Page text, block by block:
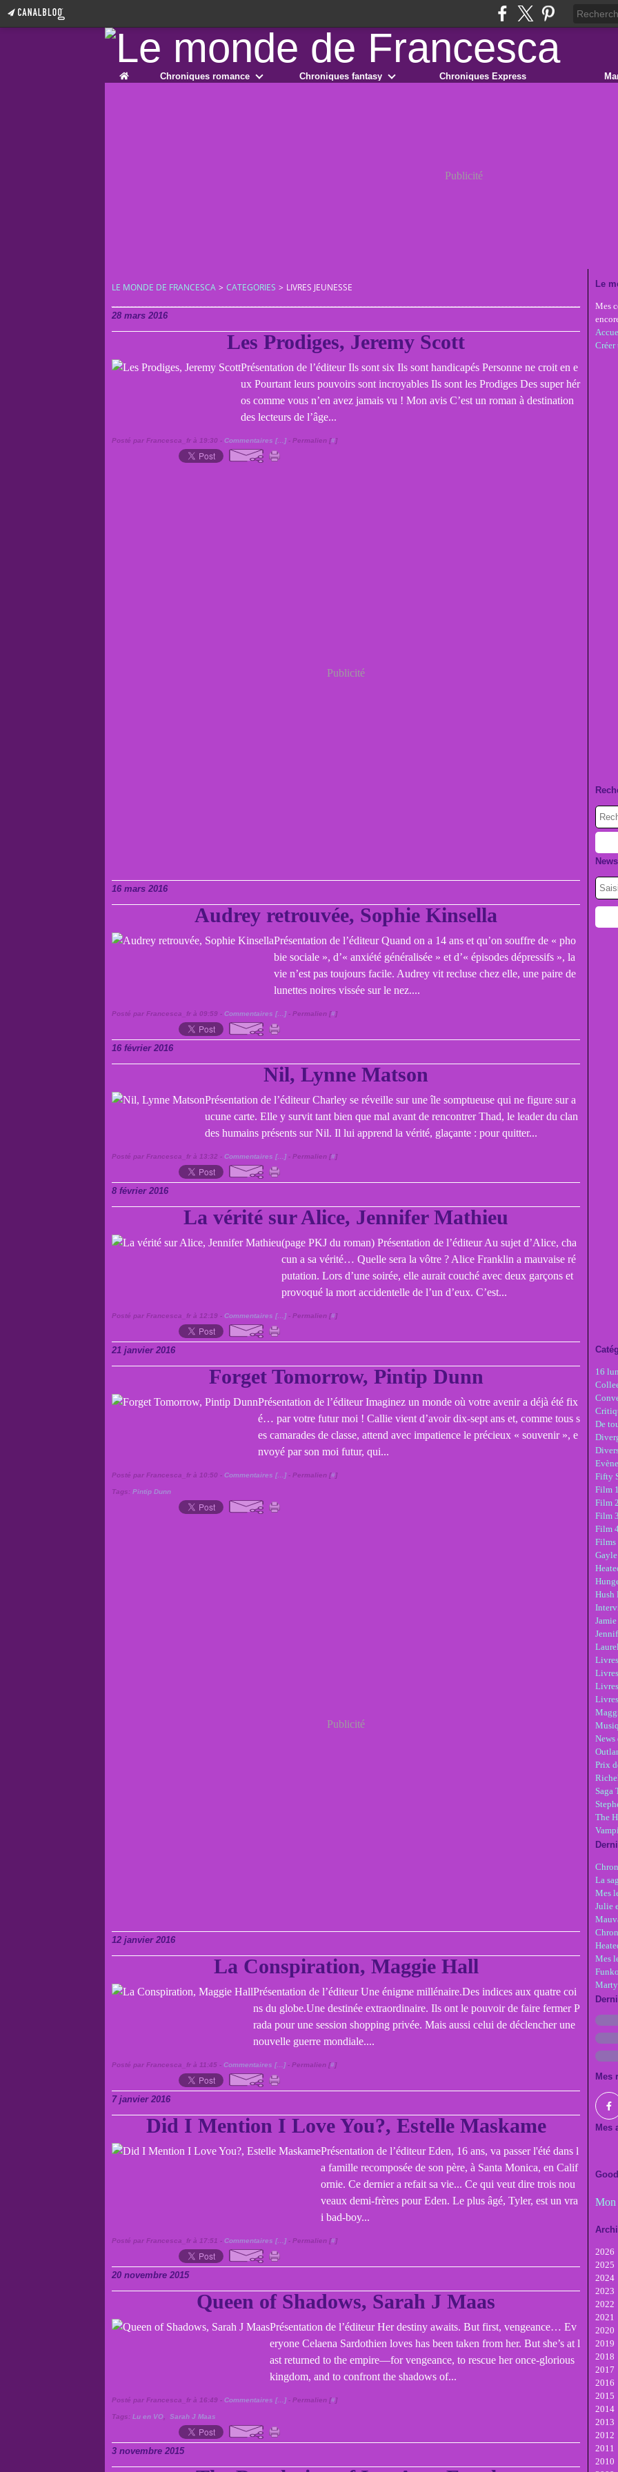
Home Chroniques romance Chroniques fantasy Chroniques Express
Publicité
LE MONDE DE FRANCESCA > CATEGORIES > LIVRES JEUNESSE
28 mars 2016
Les Prodiges, Jeremy Scott
Présentation de l’éditeur Ils sont six Ils sont handicapés Personne ne croit en e
ux Pourtant leurs pouvoirs sont incroyables Ils sont les Prodiges Des super hér
os comme vous n’en avez jamais vu ! Mon avis C’est un roman à destination
des lecteurs de l’âge...
Posté par Francesca_fr à 19:30 - Commentaires [… ]- Permalien [#]
Publicité
16 mars 2016
Audrey retrouvée, Sophie Kinsella
Présentation de l’éditeur Quand on a 14 ans et qu’on souffre de « pho
bie sociale », d’« anxiété généralisée » et d’« épisodes dépressifs », la
vie n’est pas toujours facile. Audrey vit recluse chez elle, une paire de
lunettes noires vissée sur le nez....
Posté par Francesca_fr à 09:59 - Commentaires [… ]- Permalien [#]
16 février 2016
Nil, Lynne Matson
Présentation de l’éditeur Charley se réveille sur une île somptueuse qui ne figure sur a
ucune carte. Elle y survit tant bien que mal avant de rencontrer Thad, le leader du clan
des humains présents sur Nil. Il lui apprend la vérité, glaçante : pour quitter...
Posté par Francesca_fr à 13:32 - Commentaires [… ]- Permalien [#]
8 février 2016
La vérité sur Alice, Jennifer Mathieu
(page PKJ du roman) Présentation de l’éditeur Au sujet d’Alice, cha
cun a sa vérité… Quelle sera la vôtre ? Alice Franklin a mauvaise ré
putation. Lors d’une soirée, elle aurait couché avec deux garçons et
provoqué la mort accidentelle de l’un d’eux. C’est...
Posté par Francesca_fr à 12:19 - Commentaires [… ]- Permalien [#]
21 janvier 2016
Forget Tomorrow, Pintip Dunn
Présentation de l’éditeur Imaginez un monde où votre avenir a déjà été fix
é… par votre futur moi ! Callie vient d’avoir dix-sept ans et, comme tous s
es camarades de classe, attend avec impatience le précieux « souvenir », e
nvoyé par son moi futur, qui...
Posté par Francesca_fr à 10:50 - Commentaires [… ]- Permalien [#]
Tags: Pintip Dunn
Publicité
12 janvier 2016
La Conspiration, Maggie Hall
Présentation de l’éditeur Une énigme millénaire.Des indices aux quatre coi
ns du globe.Une destinée extraordinaire. Ils ont le pouvoir de faire fermer P
rada pour une session shopping privée. Mais aussi celui de déclencher une
nouvelle guerre mondiale....
Posté par Francesca_fr à 11:45 - Commentaires [… ]- Permalien [#]
7 janvier 2016
Did I Mention I Love You?, Estelle Maskame
Présentation de l’éditeur Eden, 16 ans, va passer l'été dans l
a famille recomposée de son père, à Santa Monica, en Calif
ornie. Ce dernier a refait sa vie... Ce qui veut dire trois nou
veaux demi-frères pour Eden. Le plus âgé, Tyler, est un vra
i bad-boy...
Posté par Francesca_fr à 17:51 - Commentaires [… ]- Permalien [#]
20 novembre 2015
Queen of Shadows, Sarah J Maas
Présentation de l’éditeur Her destiny awaits. But first, vengeance… Ev
eryone Celaena Sardothien loves has been taken from her. But she’s at l
ast returned to the empire—for vengeance, to rescue her once-glorious
kingdom, and to confront the shadows of...
Posté par Francesca_fr à 16:49 - Commentaires [… ]- Permalien [#]
Tags: Lu en VO Sarah J Maas
3 novembre 2015
Le
Mes
16
De
Fifty
Film
Film
Film
Film
Films
Hush
Livres
News
Prix
Saga
The
La
Mes
Julie
Mes
Mes
Mes
Mon
2026
2025
2024
2023
2022
2021
2020
2019
2018
2017
2016
2015
2014
2013
2012
2011
2010